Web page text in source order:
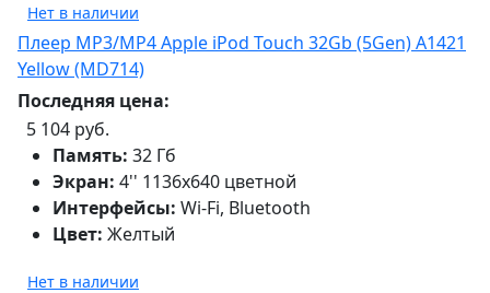
Нет в наличии
Плеер MP3/MP4 Apple iPod Touch 32Gb (5Gen) A1421
Yellow (MD714)
Последняя цена:
5 104 руб.
Память: 32 Гб
Экран: 4'' 1136x640 цветной
Интерфейсы: Wi-Fi, Bluetooth
Цвет: Желтый
Нет в наличии